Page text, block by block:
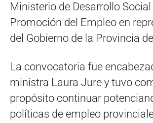
Ministerio de Desarrollo Social
Promoción del Empleo en
del Gobierno de la Provincia
La convocatoria fue
ministra Laura Jure y tuvo
propósito continuar
políticas de empleo